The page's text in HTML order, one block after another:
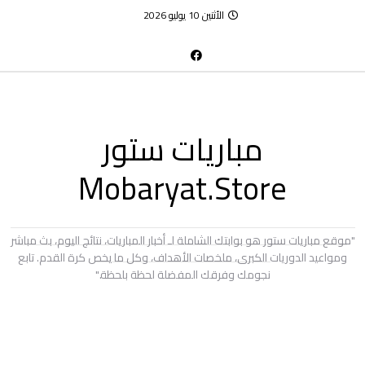
الأثنين 10 يوليو 2026
مباريات ستور
Mobaryat.Store
"موقع مباريات ستور هو بوابتك الشاملة لـ أخبار المباريات، نتائج اليوم، بث مباشر
ومواعيد الدوريات الكبرى، ملخصات الأهداف، وكل ما يخص كرة القدم. تابع
نجومك وفرقك المفضلة لحظة بلحظة."